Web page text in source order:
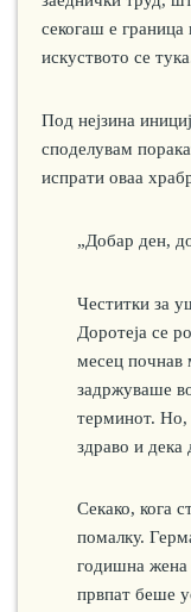
секогаш е
искуството се
Под нејзина
споделувам
испрати оваа
„Добар ден,
Честитки за
Доротеја се
месец почнав
задржуваше
терминот. Но,
здраво и дека
Секако, кога
помалку.
годишна жена
првпат беше